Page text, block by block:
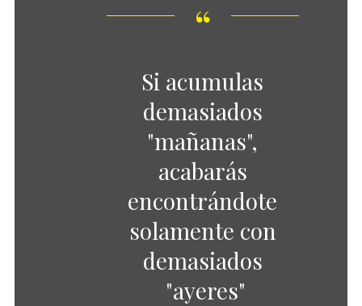
Si acumulas
demasiados
"mañanas",
acabarás
encontrándote
solamente con
demasiados
"ayeres"